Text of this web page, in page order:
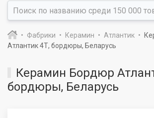
Фабрики Керамин Атлантик
Атлантик 4Т, бордюры, Беларусь
Керамин Бордюр
бордюры, Беларусь